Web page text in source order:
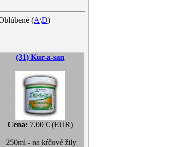
(A\D)
(31) Kur-a-san
Cena: 7.00 € (EUR)
250ml - na kŕčové žily